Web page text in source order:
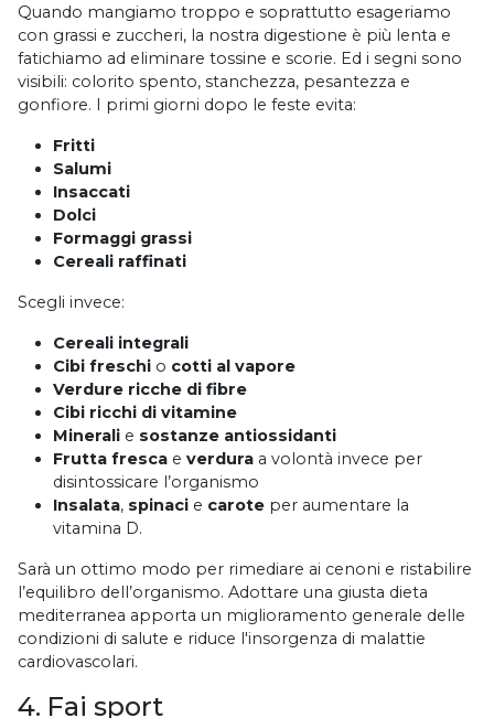
Quando mangiamo troppo e soprattutto esageriamo
con grassi e zuccheri, la nostra digestione è più lenta e
fatichiamo ad eliminare tossine e scorie. Ed i segni sono
visibili: colorito spento, stanchezza, pesantezza e
gonfiore. I primi giorni dopo le feste evita:
Fritti
Salumi
Insaccati
Dolci
Formaggi grassi
Cereali raffinati
Scegli invece:
Cereali integrali
Cibi freschi o cotti al vapore
Verdure ricche di fibre
Cibi ricchi di vitamine
Minerali e sostanze antiossidanti
Frutta fresca e verdura a volontà invece per
disintossicare l’organismo
Insalata, spinaci e carote per aumentare la
vitamina D.
Sarà un ottimo modo per rimediare ai cenoni e ristabilire
l’equilibro dell’organismo. Adottare una giusta dieta
mediterranea apporta un miglioramento generale delle
condizioni di salute e riduce l'insorgenza di malattie
cardiovascolari.
4. Fai sport